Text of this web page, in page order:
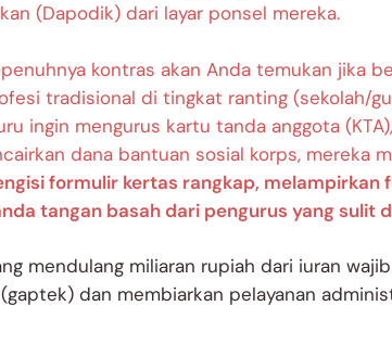
(Dapodik) dari layar ponsel mereka.
kontras akan Anda temukan jika
tradisional di tingkat ranting (sekolah/
ingin mengurus kartu tanda anggota
dana bantuan sosial korps, mereka
formulir kertas rangkap, melampirkan
tangan basah dari pengurus yang sulit
mendulang miliaran rupiah dari iuran
dan membiarkan pelayanan